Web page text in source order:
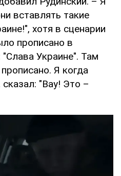
вставлять такие
хотя в сценарии
прописано в
"Слава Украине". Там
Я когда
"Вау! Это –